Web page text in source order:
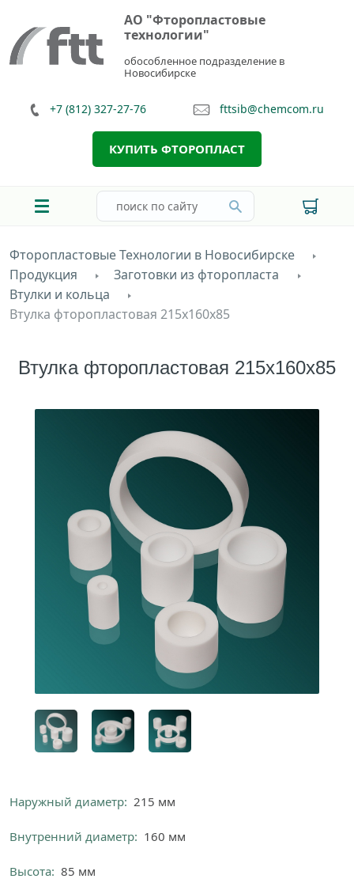
АО "Фторопластовые
технологии"
обособленное подразделение в
Новосибирске
+7 (812) 327-27-76 fttsib@chemcom.ru
КУПИТЬ ФТОРОПЛАСТ
Фторопластовые Технологии в Новосибирске
Продукция
Заготовки из фторопласта
Втулки и кольца
Втулка фторопластовая 215х160х85
Втулка фторопластовая 215х160х85
Наружный диаметр: 215 мм
Внутренний диаметр: 160 мм
Высота: 85 мм